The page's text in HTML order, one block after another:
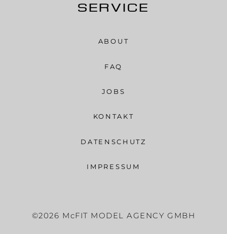
SERVICE
ABOUT
FAQ
JOBS
KONTAKT
DATENSCHUTZ
IMPRESSUM
©2026 McFIT MODEL AGENCY GMBH